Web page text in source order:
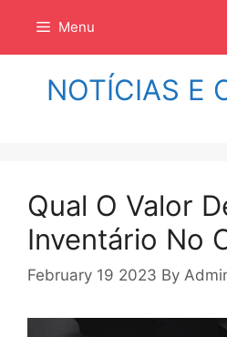
isi
Menu
NOTÍCIAS E
Qual O Valor
Inventário No
February 19 2023 By